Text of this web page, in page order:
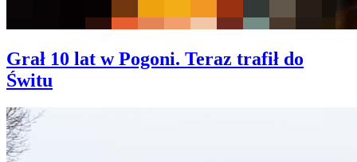
Grał 10 lat w Pogoni. Teraz trafił do
Świtu